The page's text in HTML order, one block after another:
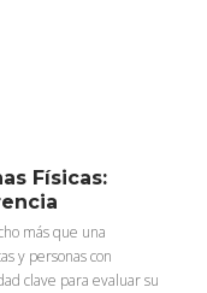
Físicas:
más que una
y personas con
clave para evaluar su